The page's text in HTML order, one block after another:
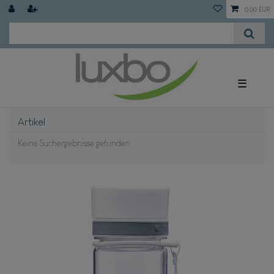
0,00 EUR
☰
Artikel
Keine Suchergebnisse gefunden.